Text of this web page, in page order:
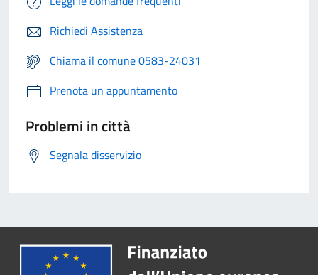
Richiedi Assistenza
Chiama il comune 0583-24031
Prenota un appuntamento
Problemi in città
Segnala disservizio